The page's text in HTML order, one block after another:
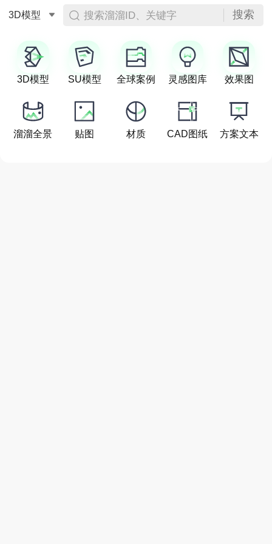
3D模型 搜索溜溜ID、关键字 搜索
3D模型 SU模型 全球案例 灵感图库 效果图
溜溜全景 贴图 材质 CAD图纸 方案文本